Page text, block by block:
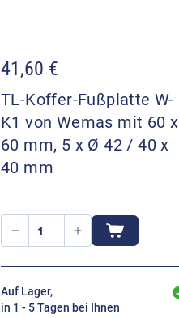
41,60 €
TL-Koffer-Fußplatte W-
K1 von Wemas mit 60 x
60 mm, 5 x Ø 42 / 40 x
40 mm
Auf Lager,
in 1 - 5 Tagen bei Ihnen